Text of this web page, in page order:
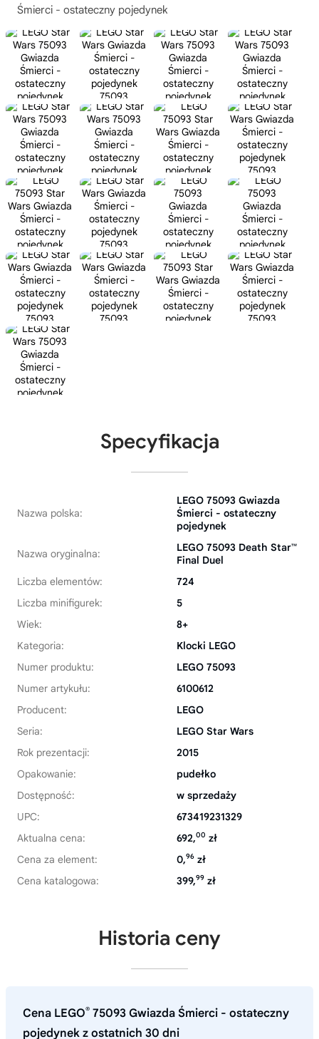
Śmierci - ostateczny pojedynek
Specyfikacja
Nazwa polska:
LEGO 75093 Gwiazda
Śmierci - ostateczny
pojedynek
Nazwa oryginalna:
LEGO 75093 Death Star™
Final Duel
Liczba elementów:
724
Liczba minifigurek:
5
Wiek:
8+
Kategoria:
Klocki LEGO
Numer produktu:
LEGO 75093
Numer artykułu:
6100612
Producent:
LEGO
Seria:
LEGO Star Wars
Rok prezentacji:
2015
Opakowanie:
pudełko
Dostępność:
w sprzedaży
UPC:
673419231329
Aktualna cena:
692,00 zł
Cena za element:
0,96 zł
Cena katalogowa:
399,99 zł
Historia ceny
Cena LEGO® 75093 Gwiazda Śmierci - ostateczny
pojedynek z ostatnich 30 dni